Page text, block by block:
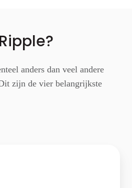
anders dan veel andere
zijn de vier belangrijkste